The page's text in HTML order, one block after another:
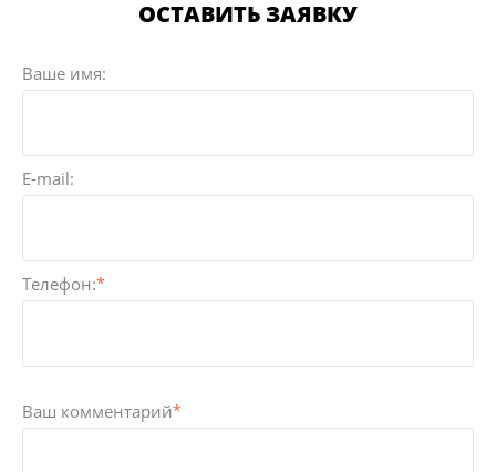
ОСТАВИТЬ ЗАЯВКУ
Ваше имя:
E-mail:
Телефон:*
Ваш комментарий*